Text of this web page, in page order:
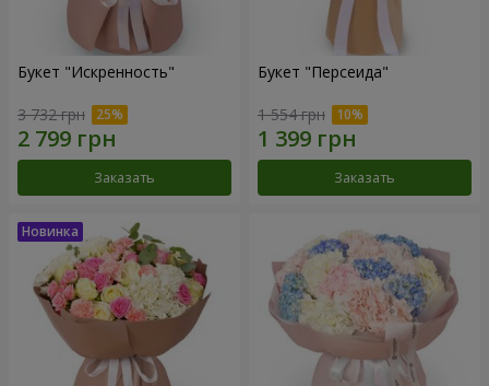
Букет "Искренность"
3 732 грн
Заказать
Букет "Персеида"
1 554 грн
Заказать